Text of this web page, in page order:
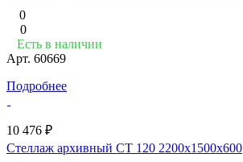
0
0
Есть в наличии
Арт. 60669
Подробнее
10 476 ₽
Стеллаж архивный СТ 120 2200x1500x600